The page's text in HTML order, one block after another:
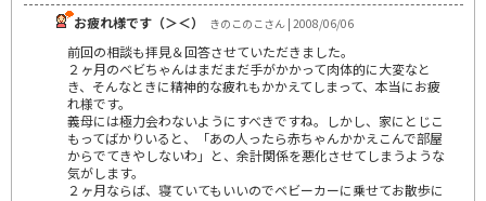
お疲れ様です（＞＜）
きのこのこさん | 2008/06/06
前回の相談も拝見＆回答させていただきました。
２ヶ月のベビちゃんはまだまだ手がかかって肉体的に大変なと
き、そんなときに精神的な疲れもかかえてしまって、本当にお疲
れ様です。
義母には極力会わないようにすべきですね。しかし、家にとじこ
もってばかりいると、「あの人ったら赤ちゃんかかえこんで部屋
からでてきやしないわ」と、余計関係を悪化させてしまうような
気がします。
２ヶ月ならば、寝ていてもいいのでベビーカーに乗せてお散歩に